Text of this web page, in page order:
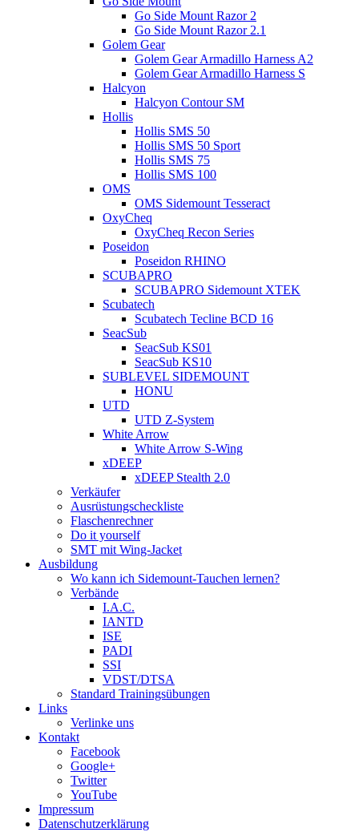
Go Side Mount Razor 2
Go Side Mount Razor 2.1
Golem Gear
Golem Gear Armadillo Harness A2
Golem Gear Armadillo Harness S
Halcyon
Halcyon Contour SM
Hollis
Hollis SMS 50
Hollis SMS 50 Sport
Hollis SMS 75
Hollis SMS 100
OMS
OMS Sidemount Tesseract
OxyCheq
OxyCheq Recon Series
Poseidon
Poseidon RHINO
SCUBAPRO
SCUBAPRO Sidemount XTEK
Scubatech
Scubatech Tecline BCD 16
SeacSub
SeacSub KS01
SeacSub KS10
SUBLEVEL SIDEMOUNT
HONU
UTD
UTD Z-System
White Arrow
White Arrow S-Wing
xDEEP
xDEEP Stealth 2.0
Verkäufer
Ausrüstungscheckliste
Flaschenrechner
Do it yourself
SMT mit Wing-Jacket
Ausbildung
Wo kann ich Sidemount-Tauchen lernen?
Verbände
I.A.C.
IANTD
ISE
PADI
SSI
VDST/DTSA
Standard Trainingsübungen
Links
Verlinke uns
Kontakt
Facebook
Google+
Twitter
YouTube
Impressum
Datenschutzerklärung